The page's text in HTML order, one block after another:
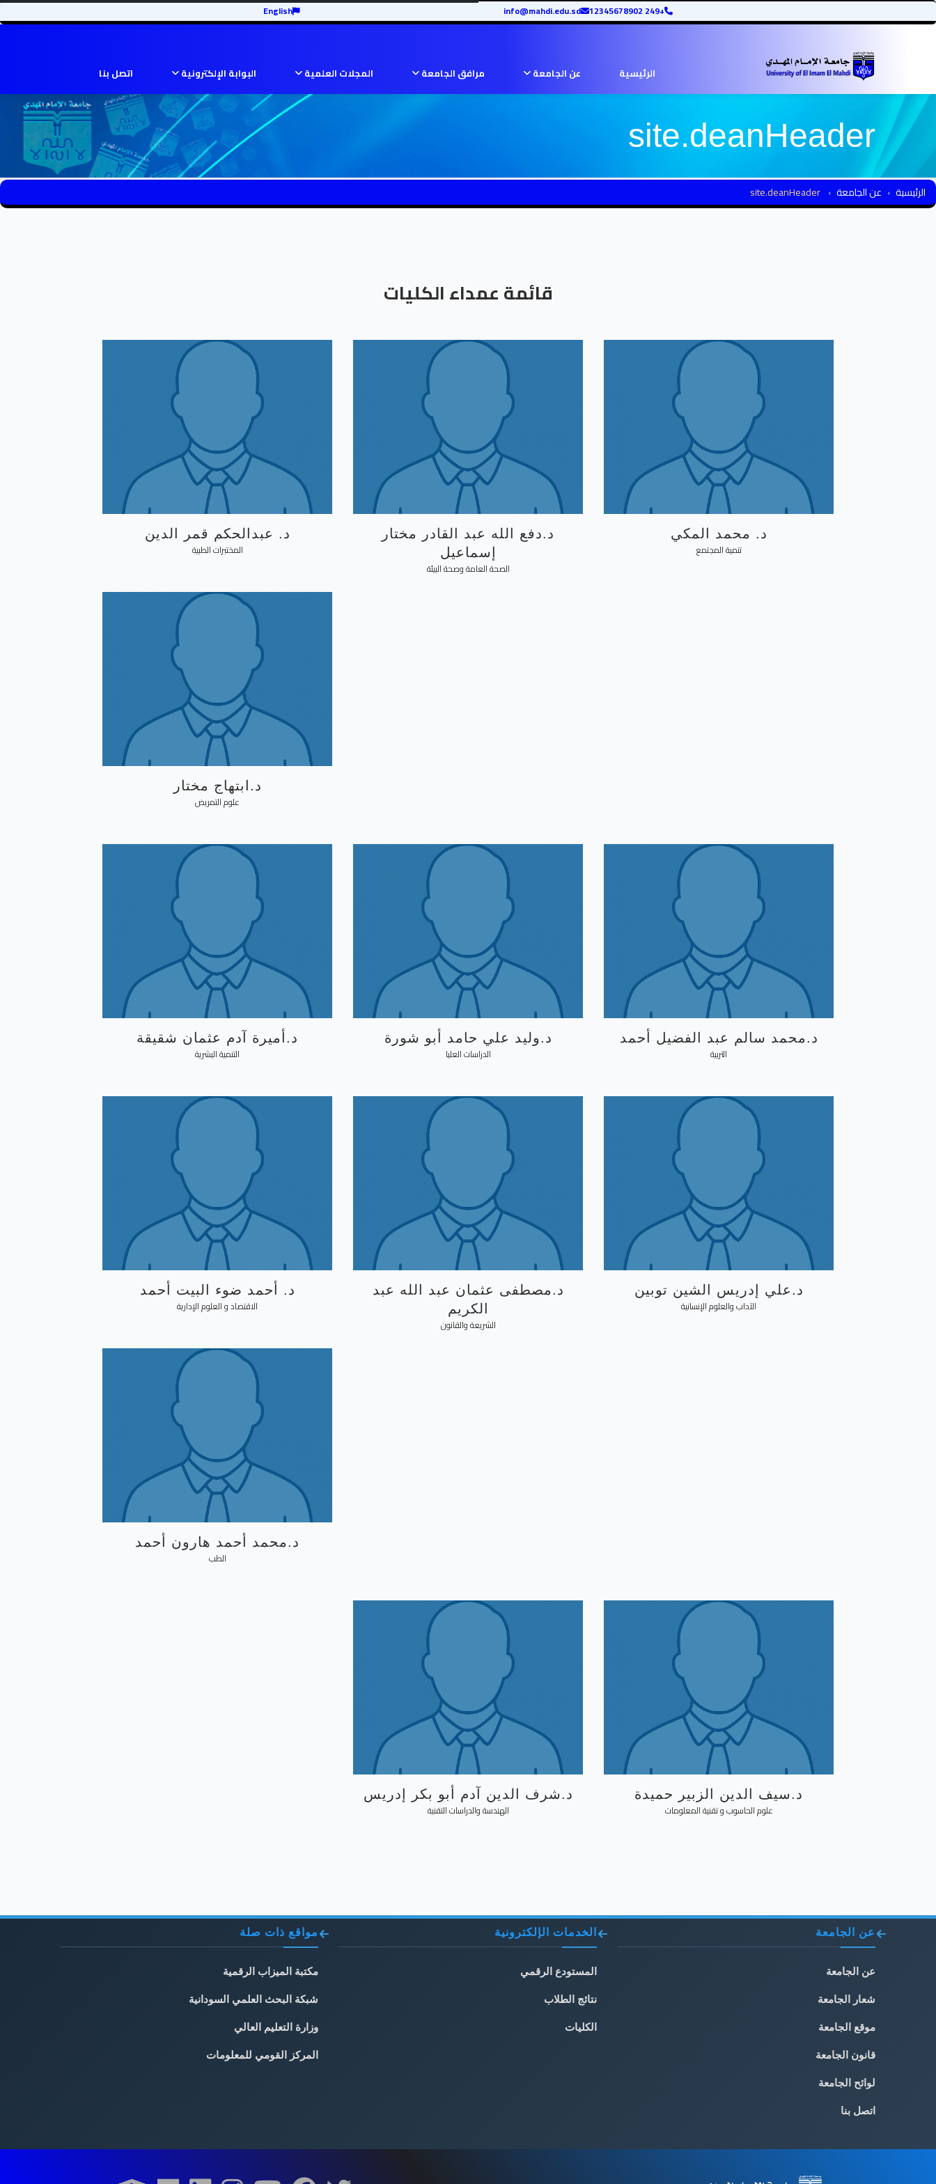
+249 12345678902
info@mahdi.edu.sd
English
الرئيسية عن الجامعة مرافق الجامعة المجلات العلمية البوابة الإلكترونية اتصل بنا
site.deanHeader
الرئيسية عن الجامعة
قائمة عمداء الكليات
د. محمد المكي
تنمية المجتمع
د.دفع الله عبد القادر مختار
إسماعيل
الصحة العامة وصحة البيئة
د. عبدالحكم قمر الدين
المختبرات الطبية
د.ابتهاج مختار
علوم التمريض
د.محمد سالم عبد الفضيل أحمد
التربية
د.وليد علي حامد أبو شورة
الدراسات العليا
د.أميرة آدم عثمان شقيقة
التنمية البشرية
د.علي إدريس الشين توبين
الآداب والعلوم الإنسانية
د.مصطفى عثمان عبد الله عبد
الكريم
الشريعة والقانون
د. أحمد ضوء البيت أحمد
الاقتصاد و العلوم الإدارية
د.محمد أحمد هارون أحمد
الطب
د.سيف الدين الزبير حميدة
علوم الحاسوب و تقنية المعلومات
د.شرف الدين آدم أبو بكر إدريس
الهندسة والدراسات التقنية
عن الجامعة
عن الجامعة
شعار الجامعة
موقع الجامعة
قانون الجامعة
لوائح الجامعة
اتصل بنا
الخدمات الإلكترونية
المستودع الرقمي
نتائج الطلاب
الكليات
مواقع ذات صلة
مكتبة الميزاب الرقمية
شبكة البحث العلمي السودانية
وزارة التعليم العالي
المركز القومي للمعلومات